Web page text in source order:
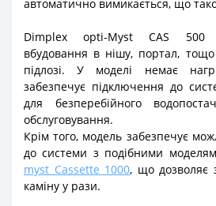
автоматично вимикається, що
Dimplex opti-Myst CAS 500
вбудовання в нішу, портал,
підлозі. У моделі немає
забезпечує підключення до
для безперебійного
обслуговування.
Крім того, модель забезпечує
до системи з подібними
myst Cassette 1000, що дозволяє
каміну у рази.